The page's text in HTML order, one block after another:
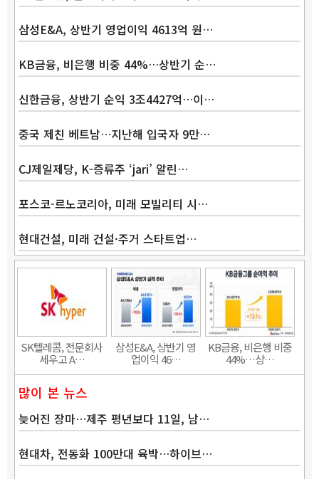
삼성E&A, 상반기 영업이익 4613억 원…
KB금융, 비은행 비중 44%…상반기 순…
신한금융, 상반기 순익 3조4427억…이…
중국 제친 베트남…지난해 입국자 9만…
CJ제일제당, K-증류주 ‘jari’ 알린…
포스코-르노코리아, 미래 모빌리티 시…
현대건설, 미래 건설·주거 스타트업…
SK텔레콤, 전문회사
세우고 A…
삼성E&A, 상반기 영
업이익 46…
KB금융, 비은행 비중
44%…상…
많이 본 뉴스
늦어진 장마…제주 평년보다 11일, 남…
현대차, 전동화 100만대 육박…하이브…